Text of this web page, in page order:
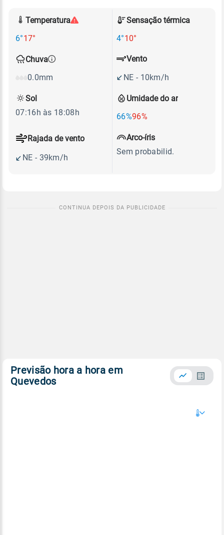
Temperatura
6°17°
Sensação térmica
4°10°
Chuva
0.0mm
Umidade do ar
66%96%
Vento
NE - 10km/h
Rajada de vento
NE - 39km/h
Sol
07:16h às 18:08h
Arco-íris
Sem probabilid.
Previsão hora a hora em
Quevedos